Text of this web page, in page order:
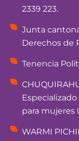
2339 223.
Junta
Derechos de
Tenencia
Especializado
para mujeres
WARMI